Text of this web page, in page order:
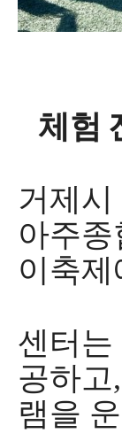
건강
체험
거제시
아주
이축
센터는
공하고,
램을